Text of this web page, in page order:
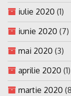
iulie 2020 (1)
iunie 2020 (7)
mai 2020 (3)
aprilie 2020 (1)
martie 2020